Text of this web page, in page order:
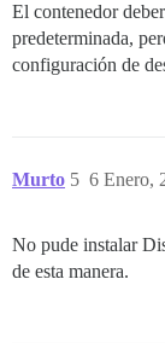
El contenedor
predeterminada,
configuración de
Murto 6 Enero,
5
No pude instalar
de esta manera.